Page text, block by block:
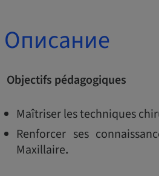
Описание
Objectifs pédagogiques
Maîtriser les techniques
Renforcer ses
Maxillaire.